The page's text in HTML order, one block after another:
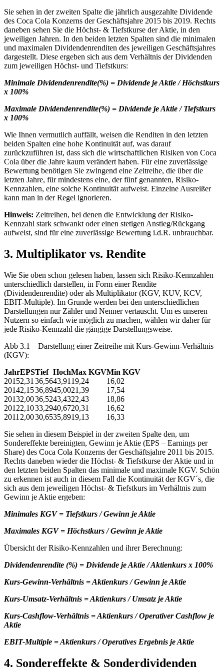
Sie sehen in der zweiten Spalte die jährlich ausgezahlte Dividende
des Coca Cola Konzerns der Geschäftsjahre 2015 bis 2019. Rechts
daneben sehen Sie die Höchst- & Tiefstkurse der Aktie, in den
jeweiligen Jahren. In den beiden letzten Spalten sind die minimalen
und maximalen Dividendenrenditen des jeweiligen Geschäftsjahres
dargestellt. Diese ergeben sich aus dem Verhältnis der Dividenden
zum jeweiligen Höchst- und Tiefstkurs:
Minimale Dividendenrendite(%) = Dividende je Aktie / Höchstkurs
x 100%
Maximale Dividendenrendite(%) = Dividende je Aktie / Tiefstkurs
x 100%
Wie Ihnen vermutlich auffällt, weisen die Renditen in den letzten
beiden Spalten eine hohe Kontinuität auf, was darauf
zurückzuführen ist, dass sich die wirtschaftlichen Risiken von Coca
Cola über die Jahre kaum verändert haben. Für eine zuverlässige
Bewertung benötigen Sie zwingend eine Zeitreihe, die über die
letzten Jahre, für mindestens eine, der fünf genannten, Risiko-
Kennzahlen, eine solche Kontinuität aufweist. Einzelne Ausreißer
kann man in der Regel ignorieren.
Hinweis: Zeitreihen, bei denen die Entwicklung der Risiko-
Kennzahl stark schwankt oder einen stetigen Anstieg/Rückgang
aufweist, sind für eine zuverlässige Bewertung i.d.R. unbrauchbar.
3. Multiplikator vs. Rendite
Wie Sie oben schon gelesen haben, lassen sich Risiko-Kennzahlen
unterschiedlich darstellen, in Form einer Rendite
(Dividendenrendite) oder als Multiplikator (KGV, KUV, KCV,
EBIT-Multiple). Im Grunde werden bei den unterschiedlichen
Darstellungen nur Zähler und Nenner vertauscht. Um es unseren
Nutzern so einfach wie möglich zu machen, wählen wir daher für
jede Risiko-Kennzahl die gängige Darstellungsweise.
Abb 3.1 – Darstellung einer Zeitreihe mit Kurs-Gewinn-Verhältnis
(KGV):
JahrEPSTief HochMax KGVMin KGV
20152,31 36,5643,91 19,24
16,02
20142,1536,8945,0021,39
17,54
20132,0036,5243,4322,43
18,86
20122,1033,2940,6720,31
16,62
2011 2,0030,6535,8919,13
16,33
Sie sehen in diesem Beispiel in der zweiten Spalte den, um
Sondereffekte bereinigten, Gewinn je Aktie (EPS – Earnings per
Share) des Coca Cola Konzerns der Geschäftsjahre 2011 bis 2015.
Rechts daneben wieder die Höchst- & Tiefstkurse der Aktie und in
den letzten beiden Spalten das minimale und maximale KGV. Schön
zu erkennen ist auch in diesem Fall die Kontinuität der KGV´s, die
sich aus dem jeweiligen Höchst- & Tiefstkurs im Verhältnis zum
Gewinn je Aktie ergeben:
Minimales KGV = Tiefstkurs / Gewinn je Aktie
Maximales KGV = Höchstkurs / Gewinn je Aktie
Übersicht der Risiko-Kennzahlen und ihrer Berechnung:
Dividendenrendite (%) = Dividende je Aktie / Aktienkurs x 100%
Kurs-Gewinn-Verhältnis = Aktienkurs / Gewinn je Aktie
Kurs-Umsatz-Verhältnis = Aktienkurs / Umsatz je Aktie
Kurs-Cashflow-Verhältnis = Aktienkurs / Operativer Cashflow je
Aktie
EBIT-Multiple = Aktienkurs / Operatives Ergebnis je Aktie
4. Sondereffekte & Sonderdividenden